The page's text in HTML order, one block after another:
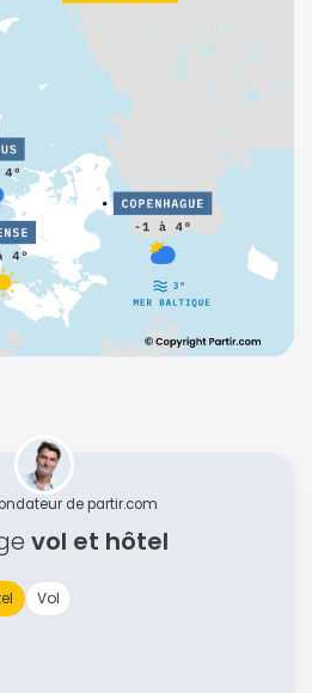
de partir.com
vol et hôtel
Vol